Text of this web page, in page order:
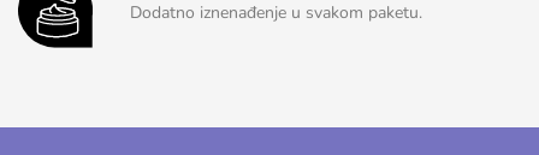
Dodatno iznenađenje u svakom paketu.